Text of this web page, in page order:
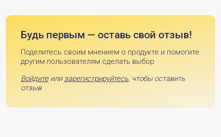
Будь первым — оставь свой отзыв!
Поделитесь своим мнением о продукте и помогите
другим пользователям сделать выбор
Войдитеили зарегистрируйтесь, чтобы оставить
отзыв